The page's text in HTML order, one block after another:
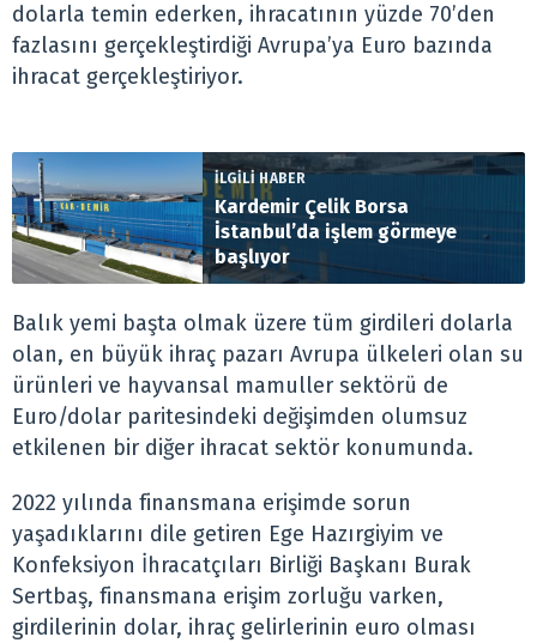
dolarla temin ederken, ihracatının yüzde 70’den
fazlasını gerçekleştirdiği Avrupa’ya Euro bazında
ihracat gerçekleştiriyor.
İLGİLİ HABER
Kardemir Çelik Borsa
İstanbul’da işlem görmeye
başlıyor
Balık yemi başta olmak üzere tüm girdileri dolarla
olan, en büyük ihraç pazarı Avrupa ülkeleri olan su
ürünleri ve hayvansal mamuller sektörü de
Euro/dolar paritesindeki değişimden olumsuz
etkilenen bir diğer ihracat sektör konumunda.
2022 yılında finansmana erişimde sorun
yaşadıklarını dile getiren Ege Hazırgiyim ve
Konfeksiyon İhracatçıları Birliği Başkanı Burak
Sertbaş, finansmana erişim zorluğu varken,
girdilerinin dolar, ihraç gelirlerinin euro olması